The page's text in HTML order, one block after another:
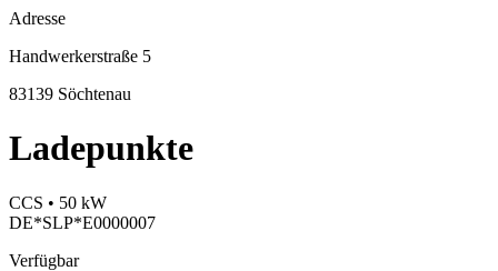
Adresse
Handwerkerstraße 5
83139 Söchtenau
Ladepunkte
CCS • 50 kW
DE*SLP*E0000007
Verfügbar